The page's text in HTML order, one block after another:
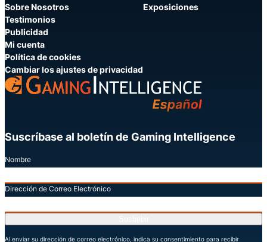
Sobre Nosotros
Testimonios
Publicidad
Mi cuenta
Política de cookies
Cambiar los ajustes de privacidad
Exposiciones
Suscríbase al boletín de Gaming Intelligence
Nombre
Dirección de Correo Electrónico
Al enviar su dirección de correo electrónico, indica su consentimiento para recibir